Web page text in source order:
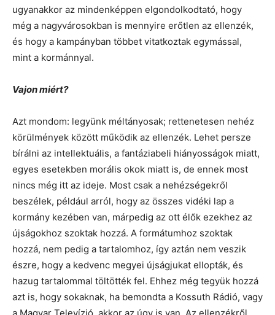
ugyanakkor az mindenképpen elgondolkodtató, hogy
még a nagyvárosokban is mennyire erőtlen az ellenzék,
és hogy a kampányban többet vitatkoztak egymással,
mint a kormánnyal.
Vajon miért?
Azt mondom: legyünk méltányosak; rettenetesen nehéz
körülmények között működik az ellenzék. Lehet persze
bírálni az intellektuális, a fantáziabeli hiányosságok miatt,
egyes esetekben morális okok miatt is, de ennek most
nincs még itt az ideje. Most csak a nehézségekről
beszélek, például arról, hogy az összes vidéki lap a
kormány kezében van, márpedig az ott élők ezekhez az
újságokhoz szoktak hozzá. A formátumhoz szoktak
hozzá, nem pedig a tartalomhoz, így aztán nem veszik
észre, hogy a kedvenc megyei újságjukat ellopták, és
hazug tartalommal töltötték fel. Ehhez még tegyük hozzá
azt is, hogy sokaknak, ha bemondta a Kossuth Rádió, vagy